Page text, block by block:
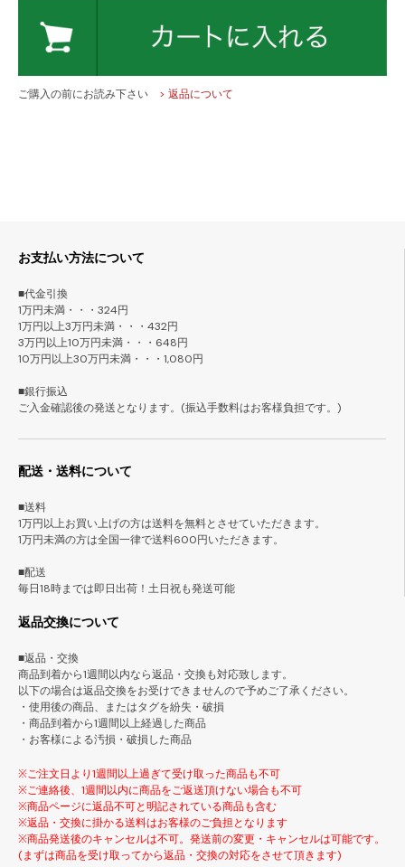
ご購入の前にお読み下さい > 返品について
お支払い方法について
■代金引換
1万円未満・・・324円
1万円以上3万円未満・・・432円
3万円以上10万円未満・・・648円
10万円以上30万円未満・・・1,080円
■銀行振込
ご入金確認後の発送となります。(振込手数料はお客様負担です。)
配送・送料について
■送料
1万円以上お買い上げの方は送料を無料とさせていただきます。
1万円未満の方は全国一律で送料600円いただきます。
■配送
毎日18時までは即日出荷！土日祝も発送可能
返品交換について
■返品・交換
商品到着から1週間以内なら返品・交換も対応致します。
以下の場合は返品交換をお受けできませんので予めご了承ください。
・使用後の商品、またはタグを紛失・破損
・商品到着から1週間以上経過した商品
・お客様による汚損・破損した商品
※ご注文日より1週間以上過ぎて受け取った商品も不可
※ご連絡後、1週間以内に商品をご返送頂けない場合も不可
※商品ページに返品不可と明記されている商品も含む
※返品・交換に掛かる送料はお客様のご負担となります
※商品発送後のキャンセルは不可。発送前の変更・キャンセルは可能です。
(まずは商品を受け取ってから返品・交換の対応をさせて頂きます)